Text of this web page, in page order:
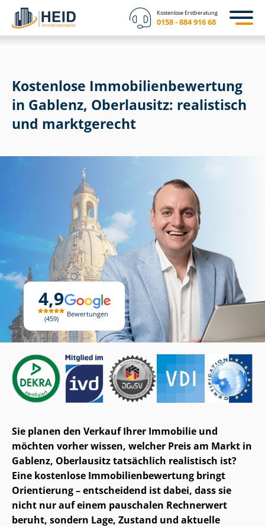
Kostenlose Erstberatung
0158 - 884 916 68
4,9
459
Bewertungen
Kostenlose Im­mo­bi­li­en­be­wer­tung
in Gablenz, Oberlausitz: realistisch
und marktgerecht
Sie planen den Verkauf Ihrer Immobilie und
möchten vorher wissen, welcher Preis am Markt in
Gablenz, Oberlausitz tatsächlich realistisch ist?
Eine kostenlose Im­mo­bi­li­en­be­wer­tung bringt
Orientierung – entscheidend ist dabei, dass sie
nicht nur auf einem pauschalen Rechnerwert
beruht, sondern Lage, Zustand und aktuelle